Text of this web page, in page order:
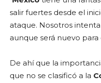
salir fuertes desde el
ataque. Nosotros
aunque será nuevo para
De ahí que la
que no se clasificó a la